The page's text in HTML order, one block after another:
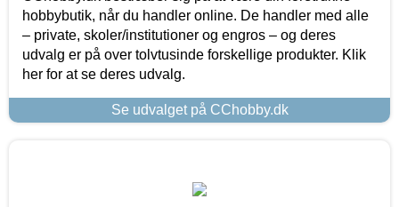
hobbybutik, når du handler online. De handler med alle
– private, skoler/institutioner og engros – og deres
udvalg er på over tolvtusinde forskellige produkter. Klik
her for at se deres udvalg.
Se udvalget på CChobby.dk